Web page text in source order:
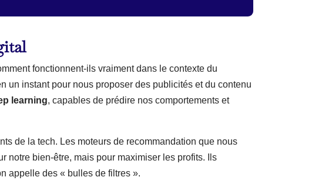
fonctionnent-ils vraiment dans le contexte du
un instant pour nous proposer des publicités et du contenu
learning, capables de prédire nos comportements et
de la tech. Les moteurs de recommandation que nous
notre bien-être, mais pour maximiser les profits. Ils
appelle des « bulles de filtres ».